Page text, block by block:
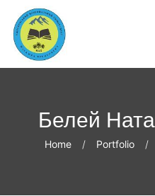
Белей
Home Portfolio